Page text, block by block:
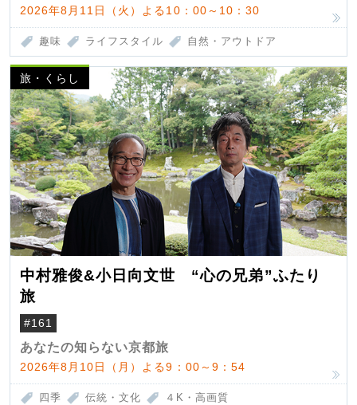
2026年8月11日（火）よる10：00～10：30
趣味 ライフスタイル 自然・アウトドア
旅・くらし
中村雅俊&小日向文世 “心の兄弟”ふたり
旅
#161
あなたの知らない京都旅
2026年8月10日（月）よる9：00～9：54
四季 伝統・文化 ４K・高画質